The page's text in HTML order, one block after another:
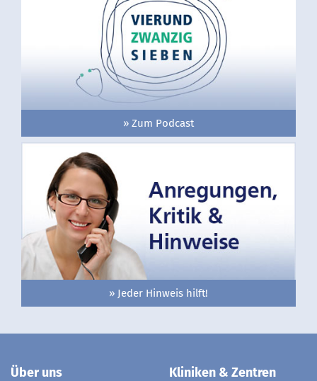
» Zum Podcast
» Jeder Hinweis hilft!
Über uns Kliniken & Zentren